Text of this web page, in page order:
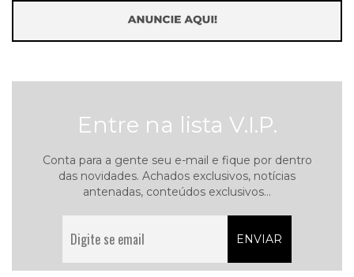
Entre na lista V.I.P.
Conta para a gente seu e-mail e fique por dentro
das novidades. Achados exclusivos, notícias
antenadas, conteúdos exclusivos...